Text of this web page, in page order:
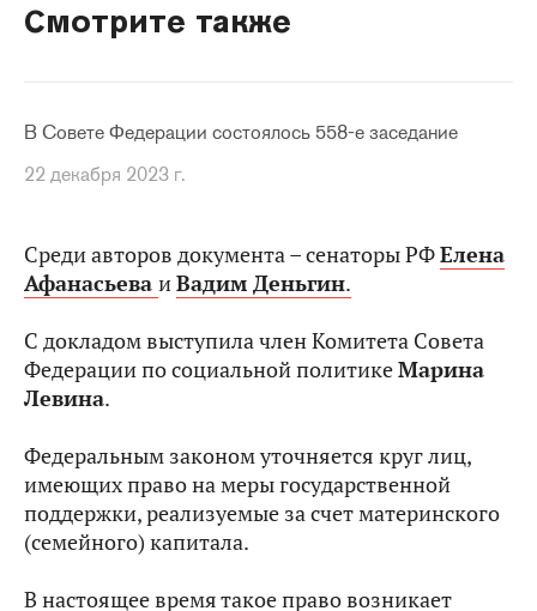
Смотрите также
В Совете Федерации состоялось 558-е заседание
22 декабря 2023 г.
Среди авторов документа – сенаторы РФЕлена
Афанасьева иВадим Деньгин.
С докладом выступила член Комитета Совета
Федерации по социальной политикеМарина
Левина.
Федеральным законом уточняется круг лиц,
имеющих право на меры государственной
поддержки, реализуемые за счет материнского
(семейного) капитала.
В настоящее время такое право возникает